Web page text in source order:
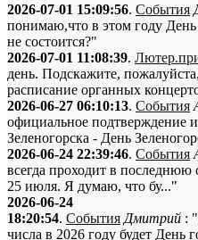
2026-07-01 15:09:56. События
понимаю,что в этом году
не состоится?"
2026-07-01 11:08:39.
день. Подскажите,
расписание органных
2026-06-27 06:10:13. События
официальное подтверждение
Зеленогорска - День
2026-06-24 22:39:46. События
всегда проходит в
25 июля. Я думаю, что бу..."
2026-06-24
18:20:54. События Дмитрий :
числа в 2026 году будет День